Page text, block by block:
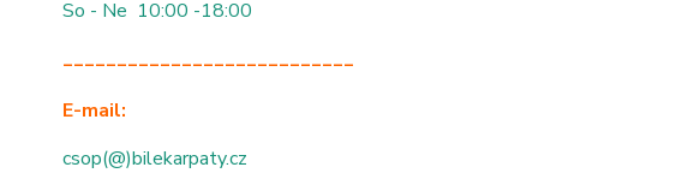
So - Ne 10:00 -18:00
___________________________
E-mail:
csop(@)bilekarpaty.cz